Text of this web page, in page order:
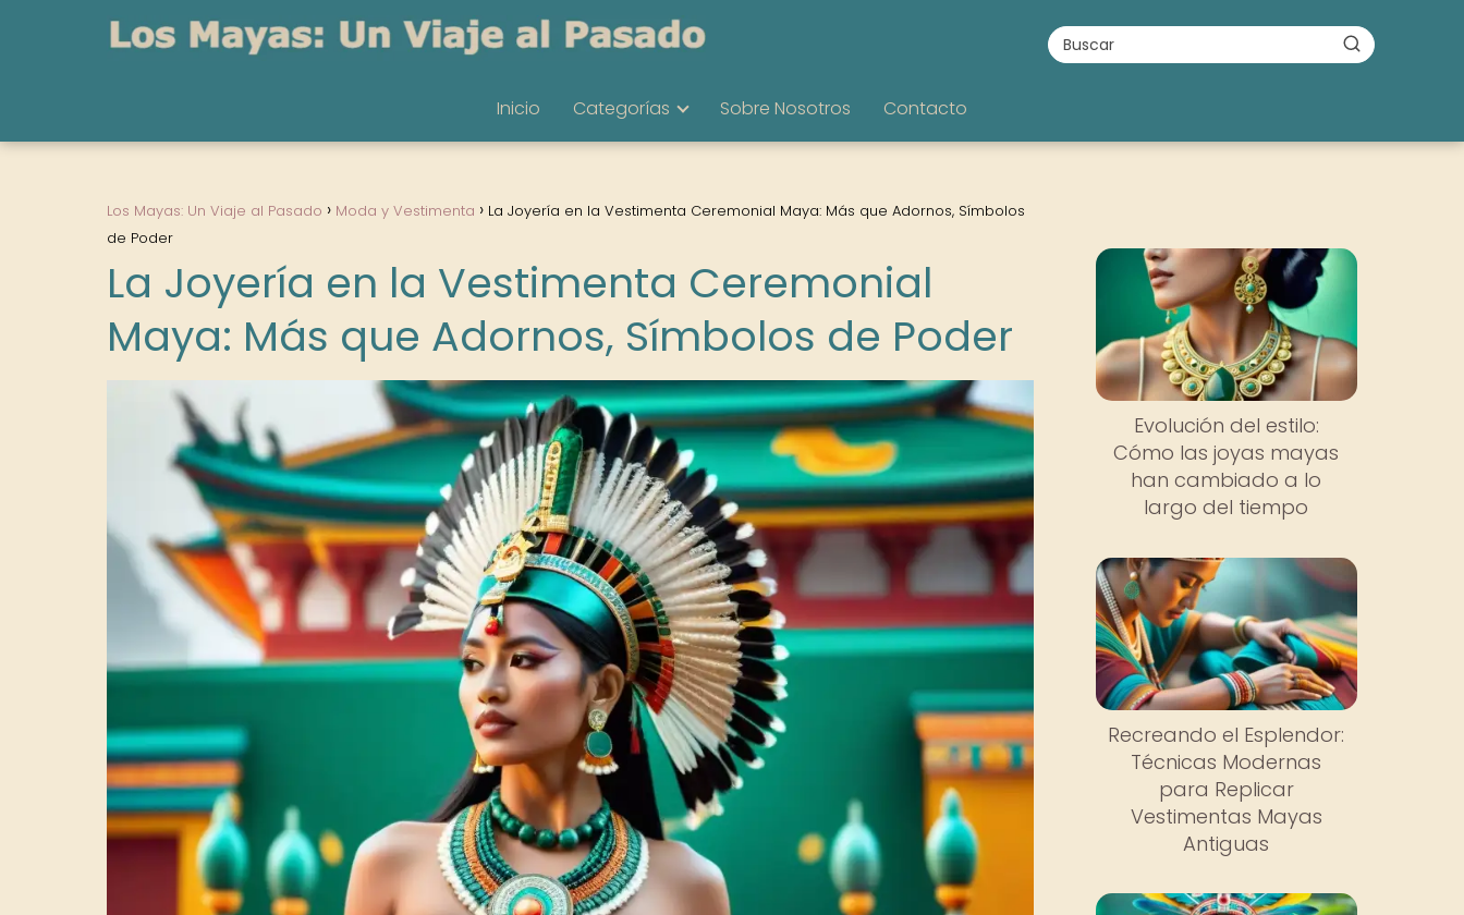
Inicio Categorías Sobre Nosotros Contacto
Los Mayas: Un Viaje al Pasado Moda y Vestimenta
La Joyería en la Vestimenta Ceremonial Maya: Más que Adornos, Símbolos
de Poder
La Joyería en la Vestimenta Ceremonial
Maya: Más que Adornos, Símbolos de Poder
Evolución del estilo:
Cómo las joyas mayas
han cambiado a lo
largo del tiempo
Recreando el Esplendor:
Técnicas Modernas
para Replicar
Vestimentas Mayas
Antiguas